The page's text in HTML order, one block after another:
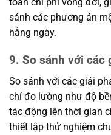
sánh các phương án
hằng ngày.
9. So sánh với các
So sánh với các giải
chí đo lường như độ
tác động lên thời gian
thiết lập thử nghiệm